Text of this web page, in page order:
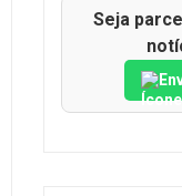
Seja